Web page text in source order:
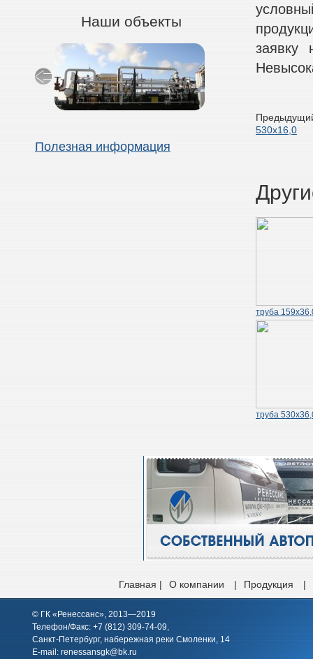
Наши объекты
Полезная информация
заявку
530х16,0
труба
труба
Главная | О компании | Продукция |
© ГК «Ренессанс», 2013—2019
Телефон/Факс: +7 (812) 309-74-09,
Санкт-Петербург, набережная реки Смоленки, 14
E-mail: renessansgk@bk.ru